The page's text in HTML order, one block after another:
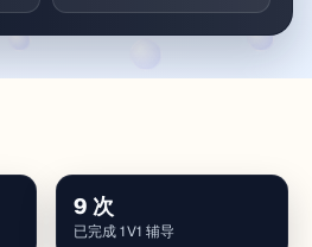
9 次
已完成 1V1 辅导